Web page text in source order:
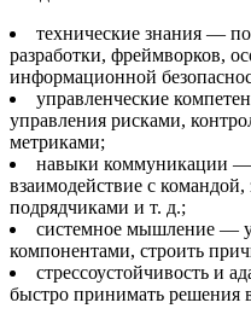
технические знания —
разработки, фреймворков,
информационной
управленческие
управления рисками,
метриками;
навыки коммуникации —
взаимодействие с командой,
подрядчиками и т. д.;
системное мышление —
компонентами, строить
стрессоустойчивость и
быстро принимать решения